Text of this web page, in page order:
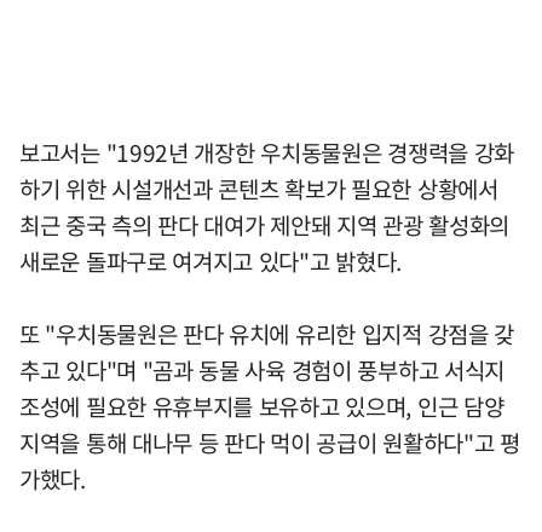
보고서는 "1992년 개장한 우치동물원은 경쟁력을 강화
하기 위한 시설개선과 콘텐츠 확보가 필요한 상황에서
최근 중국 측의 판다 대여가 제안돼 지역 관광 활성화의
새로운 돌파구로 여겨지고 있다"고 밝혔다.
또 "우치동물원은 판다 유치에 유리한 입지적 강점을 갖
추고 있다"며 "곰과 동물 사육 경험이 풍부하고 서식지
조성에 필요한 유휴부지를 보유하고 있으며, 인근 담양
지역을 통해 대나무 등 판다 먹이 공급이 원활하다"고 평
가했다.